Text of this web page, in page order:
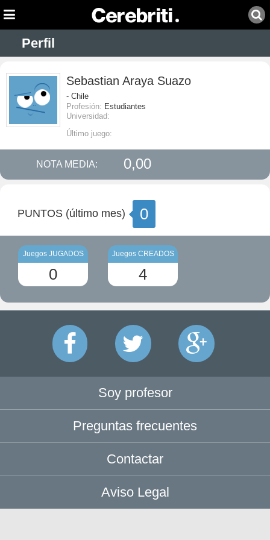
Perfil
Sebastian Araya Suazo
- Chile
Profesión: Estudiantes
Universidad:
Último juego:
NOTA MEDIA: 0,00
PUNTOS (último mes) 0
Juegos JUGADOS
0
Juegos CREADOS
4
Soy profesor
Preguntas frecuentes
Contactar
Aviso Legal